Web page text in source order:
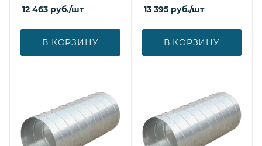
12 463 руб./шт
В КОРЗИНУ
13 395руб./шт
В КОРЗИНУ